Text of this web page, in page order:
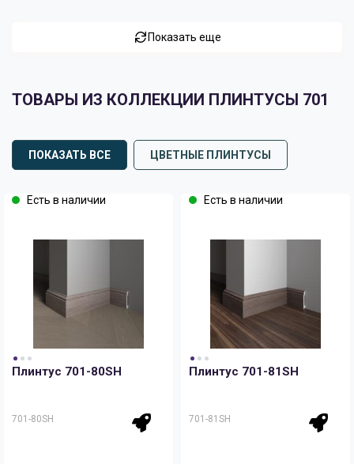
Показать еще
ТОВАРЫ ИЗ КОЛЛЕКЦИИ ПЛИНТУСЫ 701
ПОКАЗАТЬ ВСЕ ЦВЕТНЫЕ ПЛИНТУСЫ
Есть в наличии
Плинтус 701-80SH
701-80SH
Есть в наличии
Плинтус 701-81SH
701-81SH